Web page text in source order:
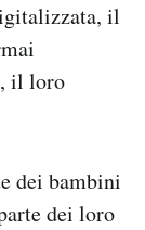
il
il loro
dei bambini
dei loro